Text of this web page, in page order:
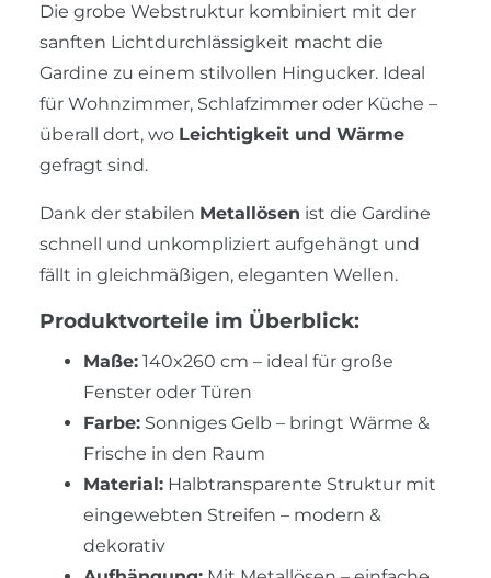
Die grobe Webstruktur kombiniert mit der
sanften Lichtdurchlässigkeit macht die
Gardine zu einem stilvollen Hingucker. Ideal
für Wohnzimmer, Schlafzimmer oder Küche –
überall dort, wo Leichtigkeit und Wärme
gefragt sind.
Dank der stabilen Metallösen ist die Gardine
schnell und unkompliziert aufgehängt und
fällt in gleichmäßigen, eleganten Wellen.
Produktvorteile im Überblick:
Maße: 140x260 cm – ideal für große
Fenster oder Türen
Farbe: Sonniges Gelb – bringt Wärme &
Frische in den Raum
Material: Halbtransparente Struktur mit
eingewebten Streifen – modern &
dekorativ